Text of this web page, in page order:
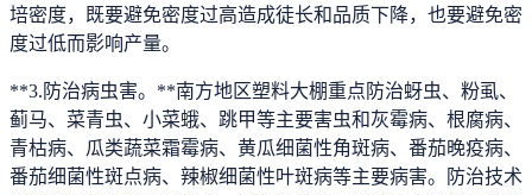
培密度，既要避免密度过高造成徒长和品质下降，也要避免密
度过低而影响产量。
**3.防治病虫害。**南方地区塑料大棚重点防治蚜虫、粉虱、
蓟马、菜青虫、小菜蛾、跳甲等主要害虫和灰霉病、根腐病、
青枯病、瓜类蔬菜霜霉病、黄瓜细菌性角斑病、番茄晚疫病、
番茄细菌性斑点病、辣椒细菌性叶斑病等主要病害。防治技术